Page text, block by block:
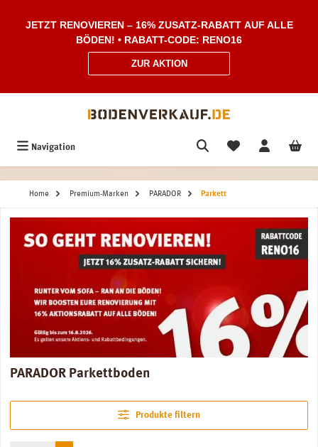
JETZT RENOVIEREN – 16% ZUSATZ-RABATT AUF ALLE
BÖDEN! • RABATT-CODE: RENO16
ZUR AKTION
Navigation
Home Premium-Marken PARADOR Parkett
PARADOR Parkettboden
Produkte filtern